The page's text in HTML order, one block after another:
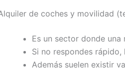
de coches y movilidad
Es un sector donde
Si no respondes rápido,
Además suelen existir